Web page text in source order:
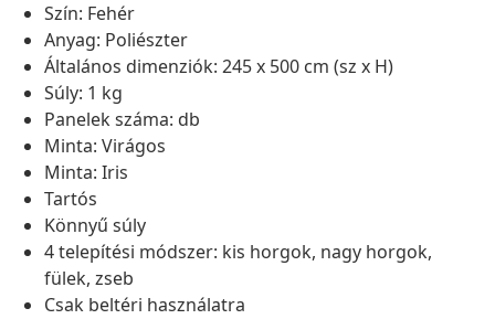
Szín: Fehér
Anyag: Poliészter
Általános dimenziók: 245 x 500 cm (sz x H)
Súly: 1 kg
Panelek száma: db
Minta: Virágos
Minta: Iris
Tartós
Könnyű súly
4 telepítési módszer: kis horgok, nagy horgok,
fülek, zseb
Csak beltéri használatra